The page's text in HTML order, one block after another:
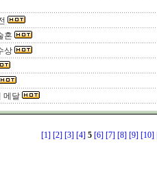
혼
상
메달
[1] [2] [3] [4] 5 [6] [7] [8] [9] [10]